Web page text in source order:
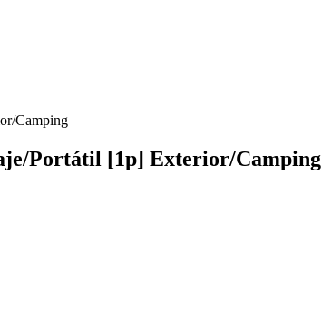
Camping
Portátil [1p] Exterior/Camping